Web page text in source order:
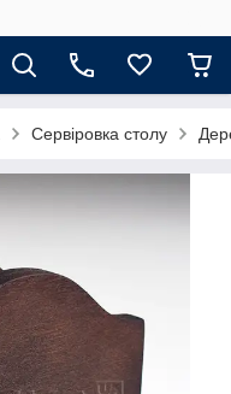
Сервіровка столу